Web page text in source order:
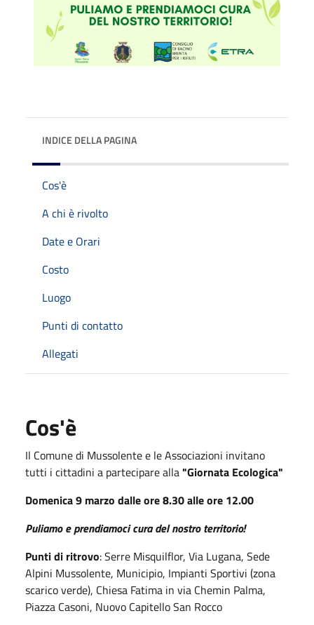
INDICE DELLA PAGINA
Cos'è
A chi è rivolto
Date e Orari
Costo
Luogo
Punti di contatto
Allegati
Cos'è
Il Comune di Mussolente e le Associazioni invitano
tutti i cittadini a partecipare alla"Giornata Ecologica"
Domenica 9 marzo dalle ore 8.30 alle ore 12.00
Puliamo e prendiamoci cura del nostro territorio!
Punti di ritrovo: Serre Misquilflor, Via Lugana, Sede
Alpini Mussolente, Municipio, Impianti Sportivi (zona
scarico verde), Chiesa Fatima in via Chemin Palma,
Piazza Casoni, Nuovo Capitello San Rocco